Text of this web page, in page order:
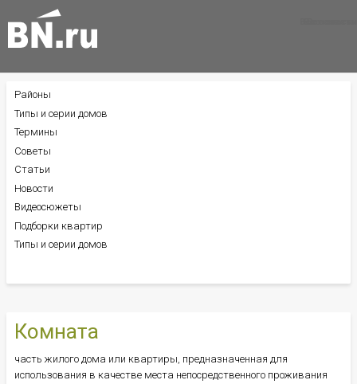
Комната
часть жилого дома или квартиры, предназначенная для
использования в качестве места непосредственного проживания
БОКОВОЕ
МЕНЮ
Районы
Типы и серии домов
Термины
Советы
Статьи
Новости
Видеосюжеты
Подборки квартир
Типы и серии домов